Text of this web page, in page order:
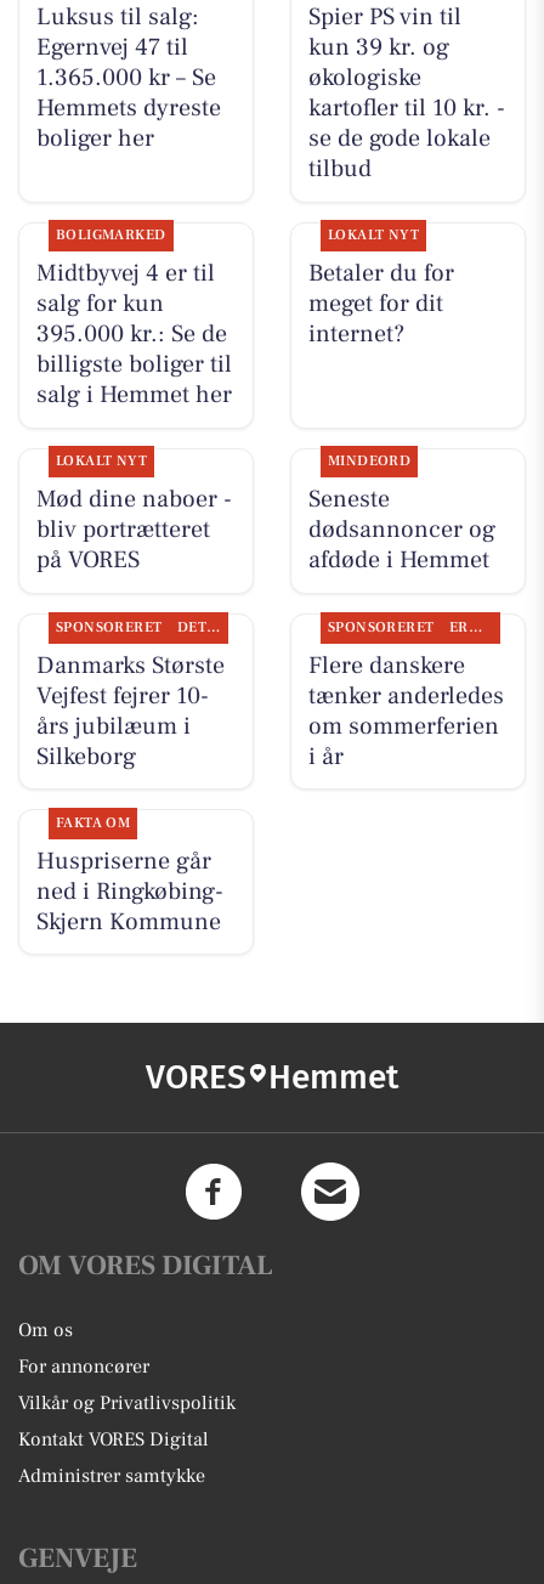
Luksus til salg:
Egernvej 47 til
1.365.000 kr – Se
Hemmets dyreste
boliger her
Spier PS vin til
kun 39 kr. og
økologiske
kartofler til 10 kr. -
se de gode lokale
tilbud
BOLIGMARKED
Midtbyvej 4 er til
salg for kun
395.000 kr.: Se de
billigste boliger til
salg i Hemmet her
LOKALT NYT
Betaler du for
meget for dit
internet?
LOKALT NYT
Mød dine naboer -
bliv portrætteret
på VORES
MINDEORD
Seneste
dødsannoncer og
afdøde i Hemmet
SPONSORERET DET SKER
Danmarks Største
Vejfest fejrer 10-
års jubilæum i
Silkeborg
SPONSORERET ERHVERV
Flere danskere
tænker anderledes
om sommerferien
i år
FAKTA OM
Huspriserne går
ned i Ringkøbing-
Skjern Kommune
VORES Hemmet
OM VORES DIGITAL
Om os
For annoncører
Vilkår og Privatlivspolitik
Kontakt VORES Digital
Administrer samtykke
GENVEJE